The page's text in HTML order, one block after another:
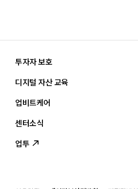
투자자 보호
올바른 투자란?
투자사기 유형과 예방
업비트 보호조치
디지털 자산 교육
교육
조사·연구
업비트케어
서비스안내
서비스신청
센터소식
인사말
업투